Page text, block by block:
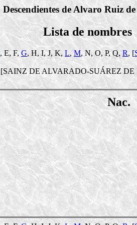
Descendientes de Alvaro Ruiz
Lista de nombres
, E, F,G, H, I, J, K,L,M, N, O, P, Q,R, [
[SAINZ DE ALVARADO-SUÁREZ
Nac.